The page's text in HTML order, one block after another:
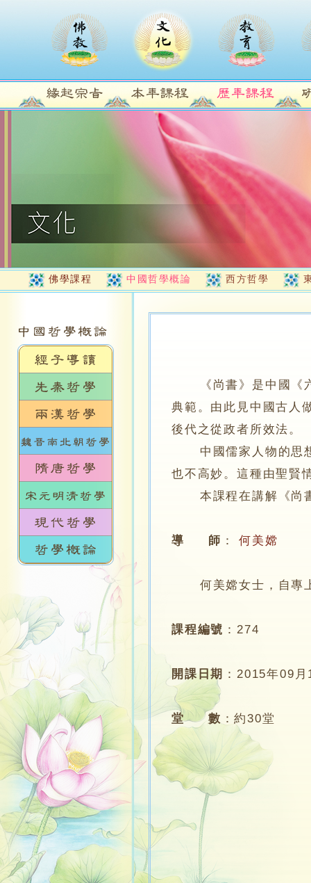
佛學課程 中國哲學概論 西方哲學
《尚書》是中國
典範。由此見中國古人
後代之從政者所效法。
中國儒家人物的思想
也不高妙。這種由聖賢
本課程在講解《尚書
導 師 ： 何美嫦
何美嫦女士，自專上
課程編號 ：274
開課日期 ：2015年09月
堂 數 ：約30堂